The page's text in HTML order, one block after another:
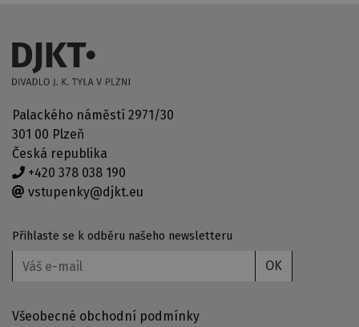
Palackého náměstí 2971/30
301 00 Plzeň
Česká republika
+420 378 038 190
vstupenky@djkt.eu
Přihlaste se k odběru našeho newsletteru
OK
Všeobecné obchodní podmínky